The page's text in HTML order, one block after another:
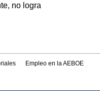
no logra
Empleo en la AEBOE